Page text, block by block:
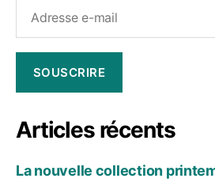
SOUSCRIRE
Articles récents
La nouvelle collection